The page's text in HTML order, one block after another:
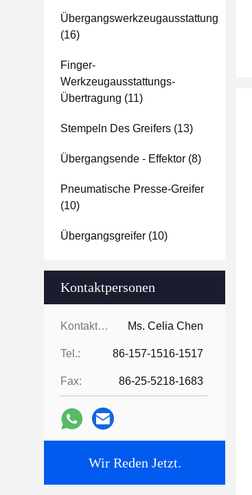
Übergangswerkzeugausstattung
(16)
Finger-
Werkzeugausstattungs-
Übertragung (11)
Stempeln Des Greifers (13)
Übergangsende - Effektor (8)
Pneumatische Presse-Greifer
(10)
Übergangsgreifer (10)
Kontaktpersonen
Kontaktpersonen: Ms. Celia Chen
Tel.: 86-157-1516-1517
Fax: 86-25-5218-1683
Wir Reden Jetzt.